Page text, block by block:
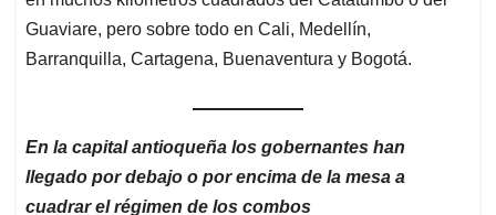
Guaviare, pero sobre todo en Cali, Medellín,
Barranquilla, Cartagena, Buenaventura y Bogotá.
En la capital antioqueña los gobernantes han
llegado por debajo o por encima de la mesa a
cuadrar el régimen de los combos